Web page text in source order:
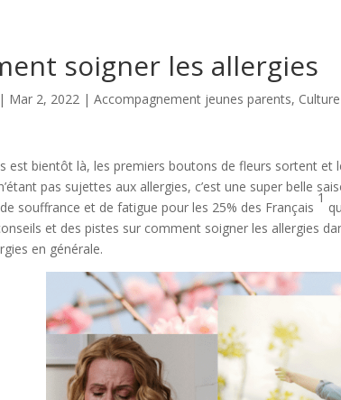
soigner les allergies
| Mar 2, 2022 |Accompagnement jeunes parents,
est bientôt là, les premiers boutons de fleurs sortent et
pas sujettes aux allergies, c’est une super belle
souffrance et de fatigue pour les 25% des Français
1
et des pistes sur comment soigner les allergies
en générale.